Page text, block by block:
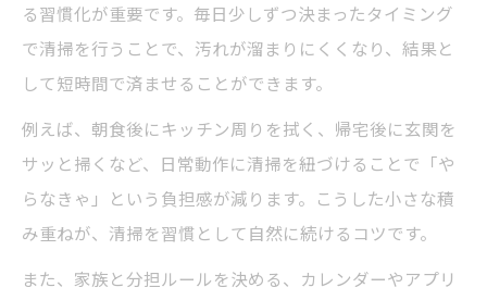
る習慣化が重要です。毎日少しずつ決まったタイミング
で清掃を行うことで、汚れが溜まりにくくなり、結果と
して短時間で済ませることができます。
例えば、朝食後にキッチン周りを拭く、帰宅後に玄関を
サッと掃くなど、日常動作に清掃を紐づけることで「や
らなきゃ」という負担感が減ります。こうした小さな積
み重ねが、清掃を習慣として自然に続けるコツです。
また、家族と分担ルールを決める、カレンダーやアプリ